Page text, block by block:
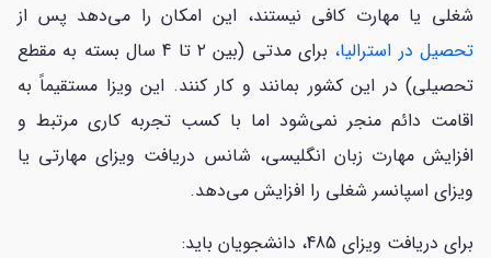
شغلی یا مهارت کافی نیستند، این امکان را می‌دهد پس از
تحصیل در استرالیا،
برای مدتی (بین ۲ تا 4 سال بسته به مقطع
تحصیلی) در این کشور بمانند و کار کنند. این ویزا مستقیماً به
اقامت دائم منجر نمی‌شود اما با کسب تجربه کاری مرتبط و
افزایش مهارت زبان انگلیسی، شانس دریافت ویزای مهارتی یا
ویزای اسپانسر شغلی را افزایش می‌دهد.
برای دریافت ویزای 485، دانشجویان باید: